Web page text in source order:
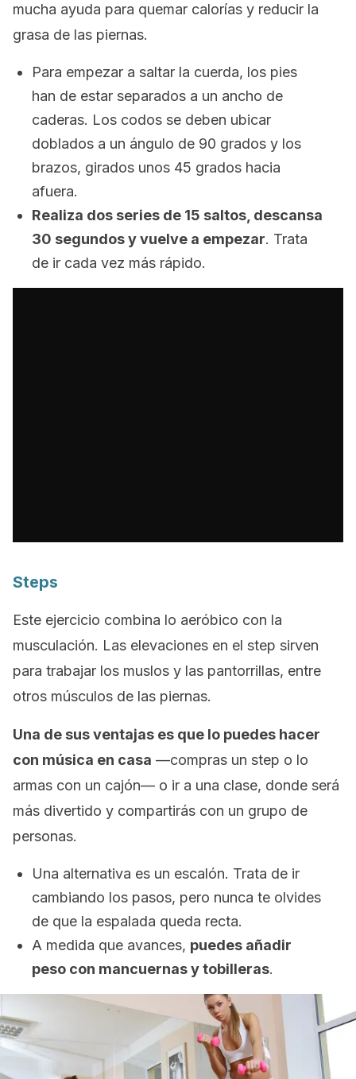
mucha ayuda para quemar calorías y reducir la
grasa de las piernas.
Para empezar a saltar la cuerda, los pies
han de estar separados a un ancho de
caderas. Los codos se deben ubicar
doblados a un ángulo de 90 grados y los
brazos, girados unos 45 grados hacia
afuera.
Realiza dos series de 15 saltos, descansa
30 segundos y vuelve a empezar. Trata
de ir cada vez más rápido.
Steps
Este ejercicio combina lo aeróbico con la
musculación. Las elevaciones en el step sirven
para trabajar los muslos y las pantorrillas, entre
otros músculos de las piernas.
Una de sus ventajas es que lo puedes hacer
con música en casa —compras un step o lo
armas con un cajón— o ir a una clase, donde será
más divertido y compartirás con un grupo de
personas.
Una alternativa es un escalón. Trata de ir
cambiando los pasos, pero nunca te olvides
de que la espalada queda recta.
A medida que avances, puedes añadir
peso con mancuernas y tobilleras.